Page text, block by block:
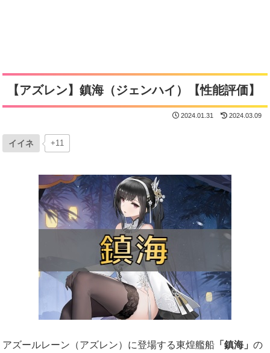
【アズレン】鎮海（ジェンハイ）【性能評価】
2024.01.31 2024.03.09
イイネ +11
アズールレーン（アズレン）に登場する東煌艦船 「鎮海」 の